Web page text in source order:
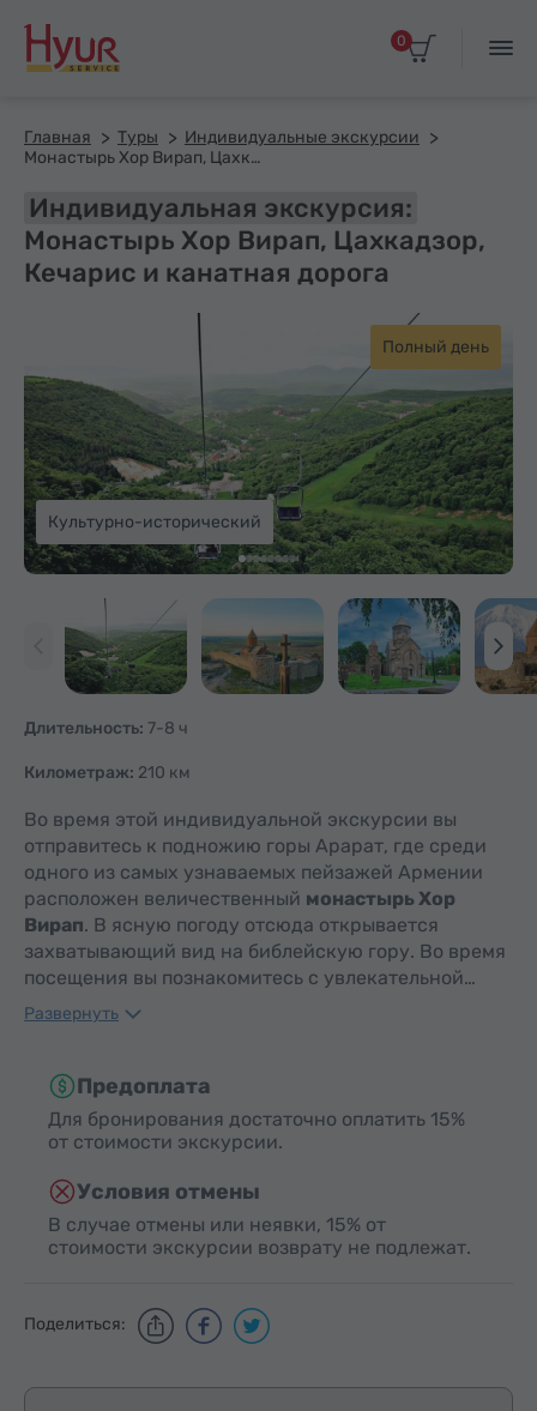
0
Главная Туры
Индивидуальные экскурсии
Монастырь Хор Вирап, Цахкадзор, Кечарис и канатная дорога
Индивидуальная экскурсия:
Монастырь Хор Вирап, Цахкадзор,
Кечарис и канатная дорога
Полный день
Культурно-исторический
Длительность: 7-8 ч
Километраж: 210 км
Во время этой индивидуальной экскурсии вы
отправитесь к подножию горы Арарат, где среди
одного из самых узнаваемых пейзажей Армении
расположен величественный монастырь Хор
Вирап. В ясную погоду отсюда открывается
захватывающий вид на библейскую гору. Во время
посещения вы познакомитесь с увлекательной…
Развернуть
Предоплата
Для бронирования достаточно оплатить 15%
от стоимости экскурсии.
Условия отмены
В случае отмены или неявки, 15% от
стоимости экскурсии возврату не подлежат.
Поделиться: